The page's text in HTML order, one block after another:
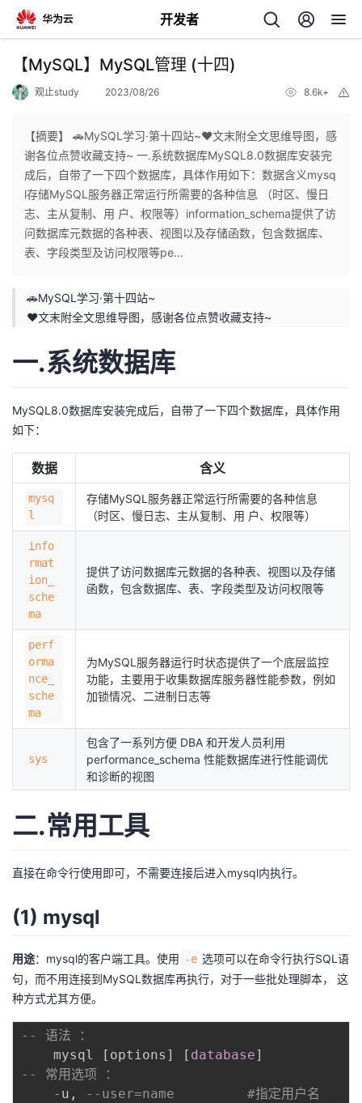
开发者
返
个
人
页
我
开
我
的
博
客
我
的
论
坛
我
的
圈
我
的
播
我
活
动
的
关
的
者
学
堂
我
的
课
程
我
的
认
证
我
的
实
我
的
我
支
持
我
的
技
支
持
我
的
声
建
【MySQL】MySQL管理 (十四)
观止study 2023/08/26 8.6k+
【摘要】 🚗MySQL学习·第十四站~❤️文末附全文思维导图，感
谢各位点赞收藏支持~ 一.系统数据库MySQL8.0数据库安装完
成后，自带了一下四个数据库，具体作用如下：数据含义mysq
l存储MySQL服务器正常运行所需要的各种信息 （时区、慢日
志、主从复制、用 户、权限等）information_schema提供了访
问数据库元数据的各种表、视图以及存储函数，包含数据库、
表、字段类型及访问权限等pe...
🚗MySQL学习·第十四站~
❤️文末附全文思维导图，感谢各位点赞收藏支持~
一.系统数据库
MySQL8.0数据库安装完成后，自带了一下四个数据库，具体作用
如下：
数据 含义
mysq
l
存储MySQL服务器正常运行所需要的各种信息
（时区、慢日志、主从复制、用 户、权限等）
info
rmat
ion_
sche
ma
提供了访问数据库元数据的各种表、视图以及存储
函数，包含数据库、表、字段类型及访问权限等
perf
orma
nce_
sche
ma
为MySQL服务器运行时状态提供了一个底层监控
功能，主要用于收集数据库服务器性能参数，例如
加锁情况、二进制日志等
sys
包含了一系列方便 DBA 和开发人员利用
performance_schema 性能数据库进行性能调优
和诊断的视图
二.常用工具
直接在命令行使用即可，不需要连接后进入mysql内执行。
(1) mysql
用途：mysql的客户端工具。使用 -e 选项可以在命令行执行SQL语
句，而不用连接到MySQL数据库再执行，对于一些批处理脚本， 这
种方式尤其方便。
-- 语法 ：
    mysql
[ options ] [ database]
-- 常用选项 ：
- u ,
--user=name         #指定用户名